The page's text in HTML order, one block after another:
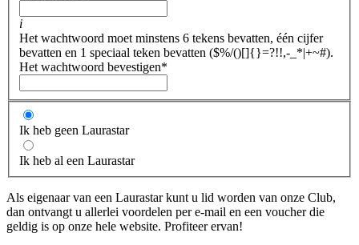
i
Het wachtwoord moet minstens 6 tekens bevatten, één cijfer
bevatten en 1 speciaal teken bevatten ($%/()[]{}=?!!,-_*|+~#).
Het wachtwoord bevestigen*
Ik heb geen Laurastar
Ik heb al een Laurastar
Als eigenaar van een Laurastar kunt u lid worden van onze Club,
dan ontvangt u allerlei voordelen per e-mail en een voucher die
geldig is op onze hele website. Profiteer ervan!